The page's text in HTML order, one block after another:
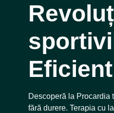
Descoperă la Procardia
fără durere. Terapia cu